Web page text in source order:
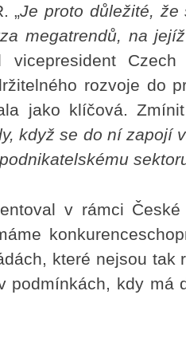
„Je proto důležité, že
megatrendů, na
vicepresident
rozvoje do
jako klíčová.
když se do ní zapojí
v rámci České
které nejsou tak
podmínkách, kdy má